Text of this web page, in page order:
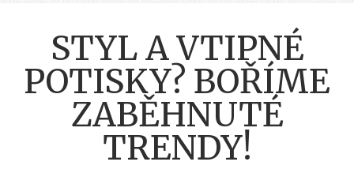
STYL A VTIPNÉ
POTISKY? BOŘÍME
ZABĚHNUTÉ
TRENDY!